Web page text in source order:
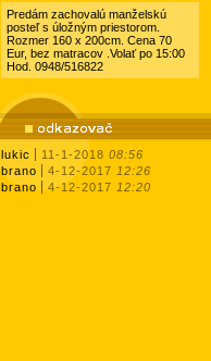
Predám zachovalú manželskú
posteľ s úložným priestorom.
Rozmer 160 x 200cm. Cena 70
Eur, bez matracov .Volať po 15:00
Hod. 0948/516822
lukic 11-1-2018 08:56
brano
4-12-2017 12:26
brano
4-12-2017 12:20